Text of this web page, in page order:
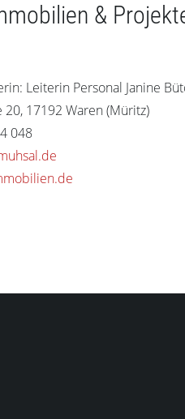
&
Leiterin Personal Janine
17192 Waren (Müritz)
048